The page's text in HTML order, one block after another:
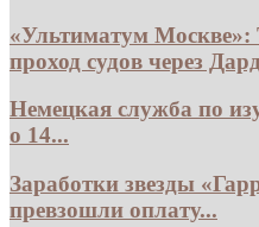
«Ультиматум Москве»:
проход судов через
Немецкая служба по
о 14...
Заработки звезды
превзошли оплату...